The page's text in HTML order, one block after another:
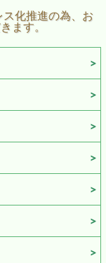
化推進の為、お
ます。